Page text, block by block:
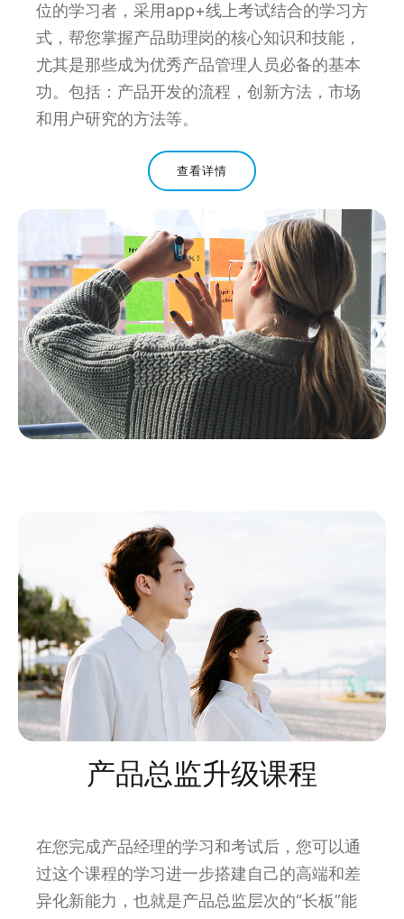
位的学习者，采用app+线上考试结合的学习方
式，帮您掌握产品助理岗的核心知识和技能，
尤其是那些成为优秀产品管理人员必备的基本
功。包括：产品开发的流程，创新方法，市场
和用户研究的方法等。
查看详情
产品总监升级课程
在您完成产品经理的学习和考试后，您可以通
过这个课程的学习进一步搭建自己的高端和差
异化新能力，也就是产品总监层次的“长板”能